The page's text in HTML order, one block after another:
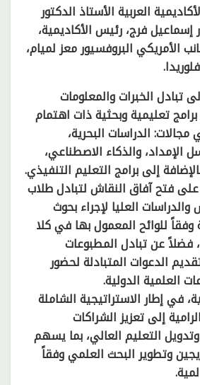
العربية الأستاذ الدكتور
إسماعيل فرج، رئيس الأكاديمية،
الأمريكي البروفسيور معز لميام،
تبادل الخبرات والمعلومات
برامج تعليمية وبحثية ذات اهتمام
الدراسات البحرية،
الإمداد، والذكاء الاصطناعي،
إلى برامج التعليم التنفيذي.
فتح آفاق النقاش لتبادل طلاب
العليا لإجراء بحوث
للوائح المعمول بها في كلا
فضلاً عن تبادل المطبوعات
الدعوات المتبادلة لحضور
العلمية الدولية.
في إطار الاستراتيجية الشاملة
إلى تعزيز الشراكات
وتدويل التعليم العالي، بما يسهم
وتطوير البحث العلمي وفقاً